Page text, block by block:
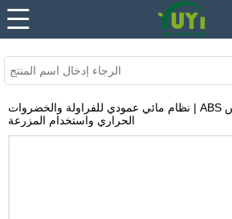
......
نظام مائي عمودي للفراولة والخضروات | ABS بلاستيك مزراب للاحتباس
الحراري واستخدام المزرعة